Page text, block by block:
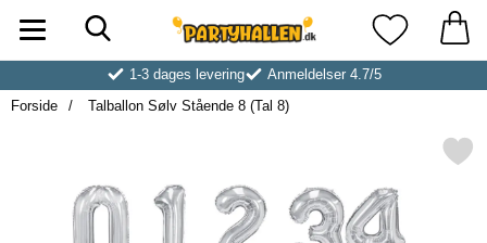
Startside for Partyhallen AB Mine
1-3 dages levering
Anmeldelser 4.7/5
Forside
Talballon Sølv Stående 8 (Tal 8)
Markér talballon Sølv